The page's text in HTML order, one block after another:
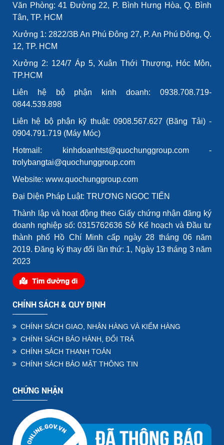
Văn Phòng: 41 Đường 22, P. Bình Hưng Hòa, Q. Bình
Tân, TP. HCM
Xưởng 1: 2822/3B An Phú Đông 27, P. An Phú Đông, Q.
12, TP. HCM
Xưởng 2: 124/7 Áp 5, Xuân Thới Thượng, Hóc Môn,
TP.HCM
Liên hệ bộ phận kinh doanh: 0938.708.719-
0844.539.898
Liên hệ bộ phận kỹ thuật: 0908.567.627 (Băng Tải) -
0904.791.719 (Máy Móc)
Hotmail: kinhdoanhtst@quochunggroup.com -
trolybangtai@quochunggroup.com
Website: www.quochunggroup.com
Đại Diện Pháp Luật: TRƯƠNG NGỌC TIẾN
Thành lập và hoạt động theo Giấy chứng nhận đăng ký
doanh nghiệp số: 0315762636 Sở Kế hoạch và Đầu tư
thành phố Hồ Chí Minh cấp ngày 28 tháng 06 năm
2019. Đăng ký thay đổi lần thứ: 1, Ngày 13 tháng 3 năm
2023
CHÍNH SÁCH & QUY ĐỊNH
CHÍNH SÁCH GIAO, NHẬN HÀNG VÀ KIỂM HÀNG
CHÍNH SÁCH BẢO HÀNH, ĐỔI TRẢ
CHÍNH SÁCH THANH TOÁN
CHÍNH SÁCH BẢO MẬT THÔNG TIN
CHỨNG NHẬN